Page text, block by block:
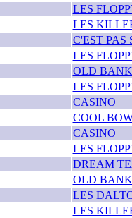
LES
LES
C'EST PAS
LES
OLD
LES
CASINO
COOL
CASINO
LES
DREAM
OLD
LES
LES